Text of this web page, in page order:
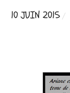
10 JUIN 2015